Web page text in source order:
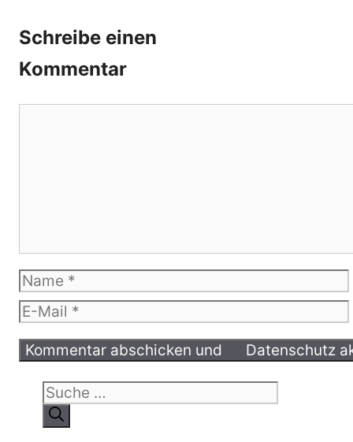
Schreibe einen
Kommentar
Name
E-
Mail
Suche
nach: